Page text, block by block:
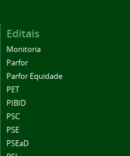
Editais
Monitoria
Parfor
Parfor Equidade
PET
PIBID
PSC
PSE
PSEaD